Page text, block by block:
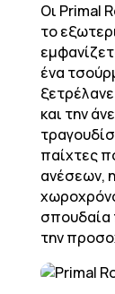
Οι Primal
το
ένα
και την
παίχτες
ανέσεων,
σπουδαία
την